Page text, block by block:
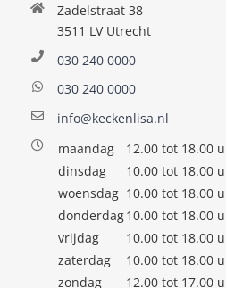
Zadelstraat 38
3511 LV Utrecht
030 240 0000
030 240 0000
info@keckenlisa.nl
maandag
12.00 tot 18.00 u
dinsdag
10.00 tot 18.00 u
woensdag 10.00 tot 18.00 u
donderdag10.00 tot 18.00 u
vrijdag
10.00 tot 18.00 u
zaterdag
10.00 tot 18.00 u
zondag
12.00 tot 17.00 u